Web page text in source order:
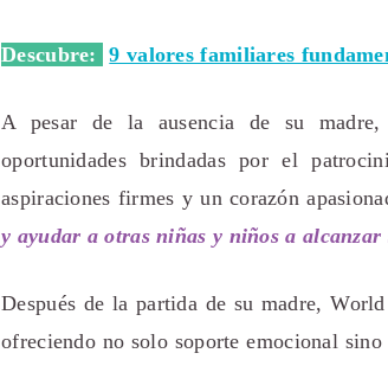
Descubre: 9 valores familiares
A pesar de la ausencia de su
oportunidades brindadas por el
aspiraciones firmes y un corazón
y ayudar a otras niñas y niños a alcanzar
Después de la partida de su madre,
ofreciendo no solo soporte emocional